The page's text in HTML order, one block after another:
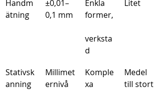
Handm
ätning
±0,01–
0,1 mm
Enkla
former,
verksta
d
Litet
Stativsk
anning
Millimet
ernivå
Komple
xa
Medel
till stort